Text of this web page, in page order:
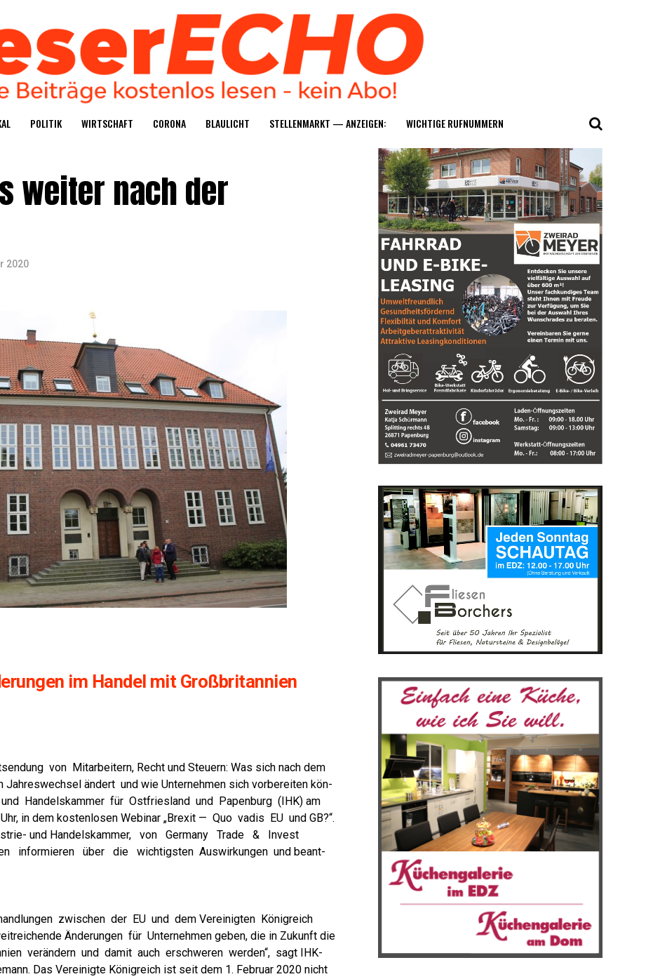
POLI­TIK WIRT­SCHAFT CORO­NA BLAU­LICHT STEL­LEN­MARKT — ANZEIGEN: WICH­TI­GE RUFNUMMERN
wei­ter nach der
2020
im Han­del mit Groß­bri­tan­ni­en
von Mit­ar­bei­tern, Recht und Steu­ern: Was sich nach dem
Jah­res­wech­sel ändert und wie Unter­neh­men sich vor­be­rei­ten kön­
Han­dels­kam­mer für Ost­fries­land und Papen­burg (IHK) am
in dem kos­ten­lo­sen Web­i­nar „Brexit — Quo vadis EU und GB?“.
und Han­dels­kam­mer, von Ger­ma­ny Trade & Invest
infor­mie­ren über die wich­tigs­ten Aus­wir­kun­gen und beant­
zwi­schen der EU und dem Ver­ei­nig­ten König­reich
Ände­run­gen für Unter­neh­men geben, die in Zukunft die
ver­än­dern und damit auch erschwe­ren wer­den“, sagt IHK-
Das Ver­ei­nig­te König­reich ist seit dem 1. Febru­ar 2020 nicht